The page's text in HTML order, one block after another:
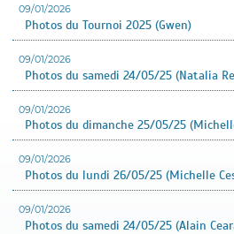
09/01/2026
Photos du Tournoi 2025 (Gwen)
09/01/2026
Photos du samedi 24/05/25 (Natalia
09/01/2026
Photos du dimanche 25/05/25
09/01/2026
Photos du lundi 26/05/25 (Michelle
09/01/2026
Photos du samedi 24/05/25 (Alain